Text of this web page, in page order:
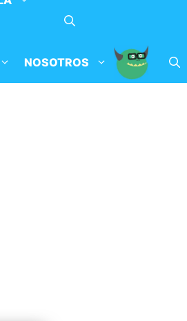
NOSOTROS